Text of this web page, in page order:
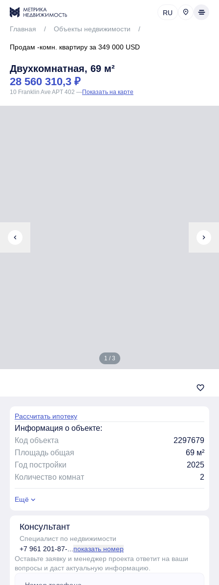
RU
Главная / Объекты недвижимости /
Продам -комн. квартиру за 349 000 USD
Двухкомнатная, 69 м²
28 560 310,3 ₽
10 Franklin Ave APT 402 —Показать на карте
chevron_left chevron_right
1 / 3
favorite_border
Рассчитать ипотеку
Информация о объекте:
Код объекта
2297679
Площадь общая
69 м²
Год постройки
2025
Количество комнат
2
Ещё
Консультант
Специалист по недвижимости
+7 961 201-87-... показать номер
Оставьте заявку и менеджер проекта ответит на ваши
вопросы и даст актуальную информацию.